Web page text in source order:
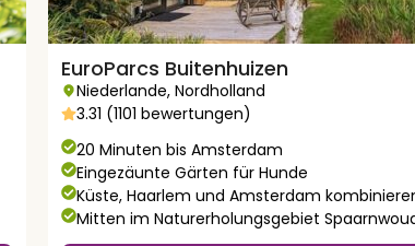
EuroParcs Buitenhuizen
Niederlande, Nordholland
3.31 (1101 bewertungen)
20 Minuten bis Amsterdam
Eingezäunte Gärten für Hunde
Küste, Haarlem und Amsterdam
Mitten im Naturerholungsgebiet